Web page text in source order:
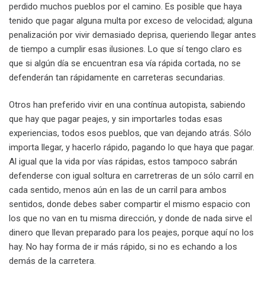
perdido muchos pueblos por el camino. Es posible que haya
tenido que pagar alguna multa por exceso de velocidad; alguna
penalización por vivir demasiado deprisa, queriendo llegar antes
de tiempo a cumplir esas ilusiones. Lo que sí tengo claro es
que si algún día se encuentran esa vía rápida cortada, no se
defenderán tan rápidamente en carreteras secundarias.
Otros han preferido vivir en una contínua autopista, sabiendo
que hay que pagar peajes, y sin importarles todas esas
experiencias, todos esos pueblos, que van dejando atrás. Sólo
importa llegar, y hacerlo rápido, pagando lo que haya que pagar.
Al igual que la vida por vías rápidas, estos tampoco sabrán
defenderse con igual soltura en carretreras de un sólo carril en
cada sentido, menos aún en las de un carril para ambos
sentidos, donde debes saber compartir el mismo espacio con
los que no van en tu misma dirección, y donde de nada sirve el
dinero que llevan preparado para los peajes, porque aquí no los
hay. No hay forma de ir más rápido, si no es echando a los
demás de la carretera.